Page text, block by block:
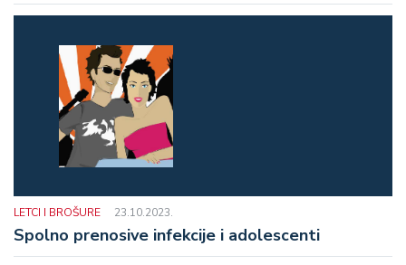
LETCI I BROŠURE 23.10.2023.
Spolno prenosive infekcije i adolescenti